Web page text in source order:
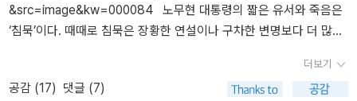
&src=image&kw=000084 노무현 대통령의 짧은 유서와 죽음은
‘침묵’이다. 때때로 침묵은 장황한 연설이나 구차한 변명보다 더 많은
지막 하루가 있기까지를 만화로 재구성했다. MB정권이 들어선 다음
도대체 그에게는 무슨 일이 있었던 것일까? 이 만화는 더 많은 독자들
더보기
공감 (17) 댓글 (7)